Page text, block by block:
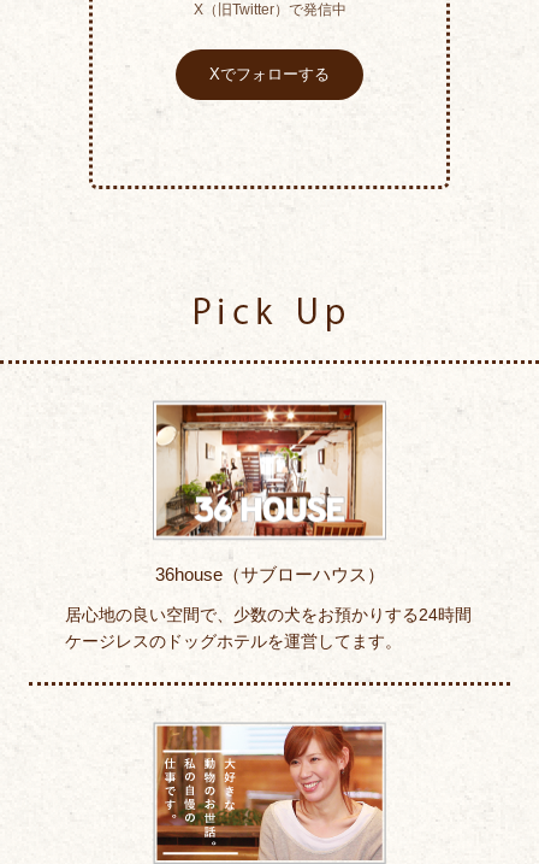
X（旧Twitter）で発信中
Xでフォローする
36house（サブローハウス）
居心地の良い空間で、少数の犬をお預かりする24時間
ケージレスのドッグホテルを運営してます。